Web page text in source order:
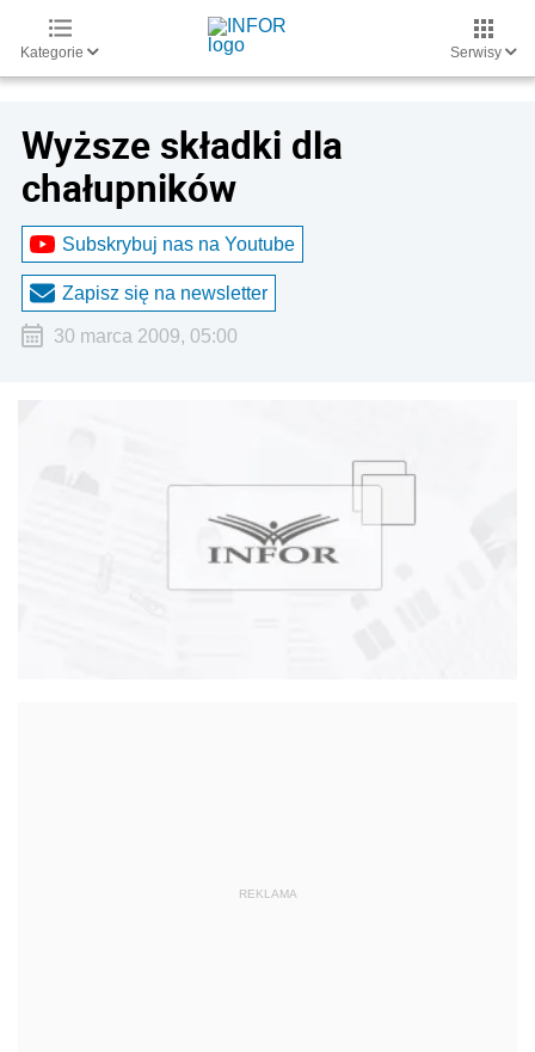
Kategorie Serwisy
Wyższe składki dla
chałupników
Subskrybuj nas na Youtube
Zapisz się na newsletter
30 marca 2009, 05:00